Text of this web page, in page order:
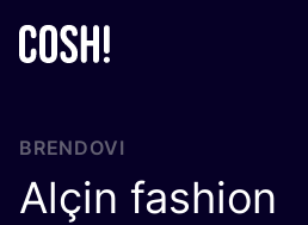
BRENDOVI
Alçin fashion